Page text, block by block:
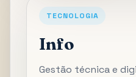
TECNOLOGIA
Info
Gestão técnica e